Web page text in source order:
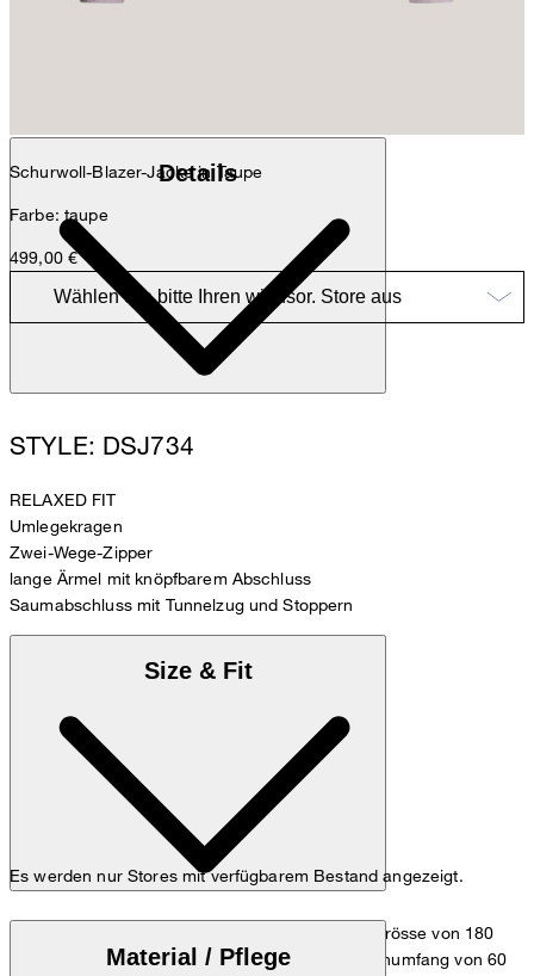
Schurwoll-Blazer-Jacke in Taupe
Farbe: taupe
499,00 €
Es werden nur Stores mit verfügbarem Bestand angezeigt.
Details
STYLE: DSJ734
RELAXED FIT
Umlegekragen
Zwei-Wege-Zipper
lange Ärmel mit knöpfbarem Abschluss
Saumabschluss mit Tunnelzug und Stoppern
Size & Fit
Das Model trägt die Grösse 36 bei einer Körpergrösse von 180
cm, einem Brustumfang von 83 cm, einem Taillenumfang von 60
Material / Pflege